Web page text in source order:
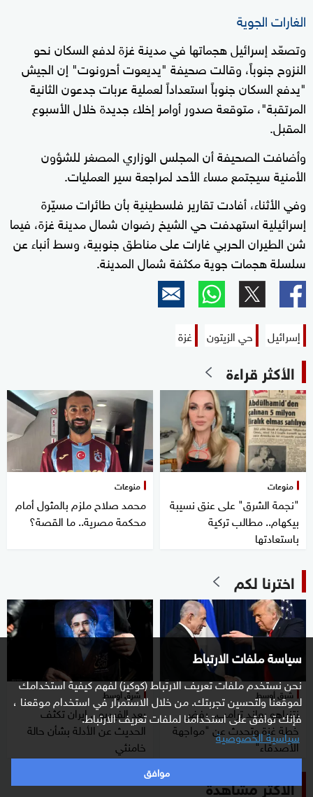
سياسة ملفات الارتباط
نحن نستخدم ملفات تعريف الارتباط (كوكيز) لفهم كيفية استخدامك
لموقعنا ولتحسين تجربتك. من خلال الاستمرار في استخدام موقعنا ،
فإنك توافق على استخدامنا لملفات تعريف الارتباط.
سياسية الخصوصية
موافق
الغارات الجوية
وتصعّد إسرائيل هجماتها في مدينة غزة لدفع السكان نحو
النزوح جنوباً، وقالت صحيفة "يديعوت أحرونوت" إن الجيش
"يدفع السكان جنوباً استعداداً لعملية عربات جدعون الثانية
المرتقبة"، متوقعة صدور أوامر إخلاء جديدة خلال الأسبوع
المقبل.
وأضافت الصحيفة أن المجلس الوزاري المصغر للشؤون
الأمنية سيجتمع مساء الأحد لمراجعة سير العمليات.
وفي الأثناء، أفادت تقارير فلسطينية بأن طائرات مسيّرة
إسرائيلية استهدفت حي الشيخ رضوان شمال مدينة غزة، فيما
شن الطيران الحربي غارات على مناطق جنوبية، وسط أنباء عن
سلسلة هجمات جوية مكثفة شمال المدينة.
إسرائيل حي الزيتون غزة
الأكثر قراءة
منوعات
"نجمة الشرق" على عنق نسيبة
بيكهام.. مطالب تركية
باستعادتها
منوعات
محمد صلاح ملزم بالمثول أمام
محكمة مصرية.. ما القصة؟
اخترنا لكم
شرق أوسط
نتنياهو يعاند ترامب.. رفض
خطة غزة وتحدث عن "مواجهة
الأصدقاء"
شرق أوسط
بعد الفيديو .. إيران تكثف
الحديث عن الأدلة بشأن حالة
خامنئي
الأكثر مشاهدة